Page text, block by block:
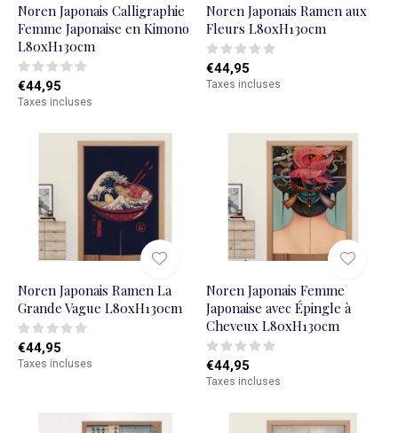
Noren Japonais Calligraphie
Femme Japonaise en Kimono
L80xH130cm
€44,95
Taxes incluses
Noren Japonais Ramen aux
Fleurs L80xH130cm
€44,95
Taxes incluses
Noren Japonais Ramen La
Grande Vague L80xH130cm
€44,95
Taxes incluses
Noren Japonais Femme
Japonaise avec Épingle à
Cheveux L80xH130cm
€44,95
Taxes incluses